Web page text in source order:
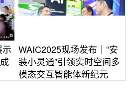
WAIC2025现场发布｜“安
装小灵通”引领实时空间多
模态交互智能体新纪元